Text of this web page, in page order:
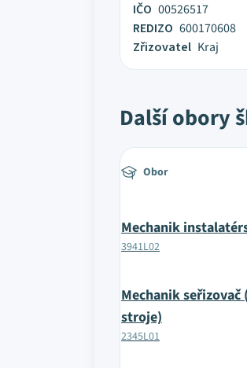
IČO 00526517
REDIZO 600170608
Zřizovatel Kraj
Další obory
Obor
Mechanik
3941L02
Mechanik seřizovač
stroje)
2345L01